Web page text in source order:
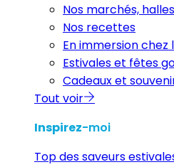
Nos marchés,
Nos recettes
En immersion
Estivales et fêtes
Cadeaux et
Tout voir
Inspirez-moi
Top des saveurs